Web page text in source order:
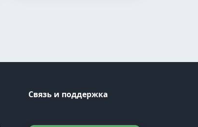
Связь и поддержка